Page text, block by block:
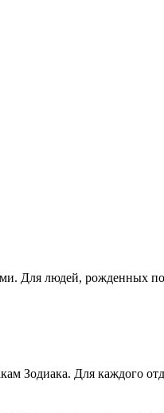
Для людей, рожденных
Зодиака. Для каждого